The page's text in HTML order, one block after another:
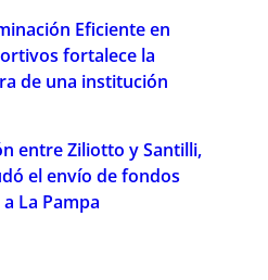
Eficiente en
fortalece la
de una institución
entre Ziliotto y Santilli,
el envío de fondos
La Pampa